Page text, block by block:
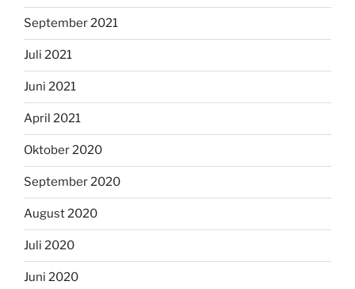
September 2021
Juli 2021
Juni 2021
April 2021
Oktober 2020
September 2020
August 2020
Juli 2020
Juni 2020